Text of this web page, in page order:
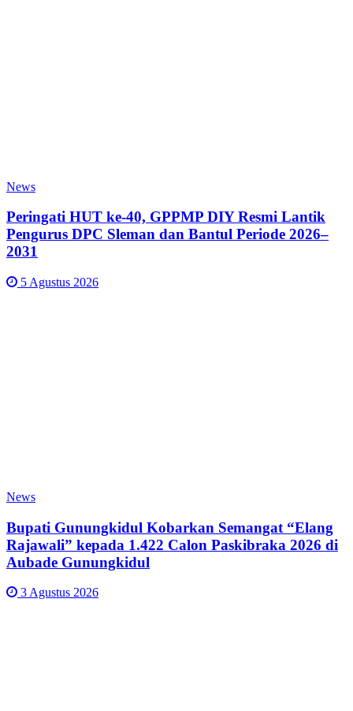
News
Peringati HUT ke-40, GPPMP DIY Resmi Lantik
Pengurus DPC Sleman dan Bantul Periode 2026–
2031
5 Agustus 2026
News
Bupati Gunungkidul Kobarkan Semangat “Elang
Rajawali” kepada 1.422 Calon Paskibraka 2026 di
Aubade Gunungkidul
3 Agustus 2026